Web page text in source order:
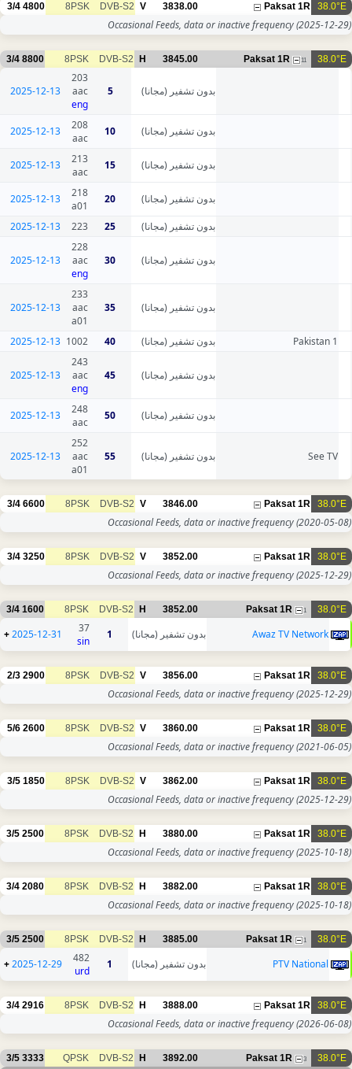
38.0°E
Paksat 1R
3838.00
V
DVB-S2
8PSK
4800
3/4
Occasional Feeds, data or inactive frequency(2025-12-29)
38.0°E
Paksat 1R 11
3845.00
H
DVB-S2
8PSK
8800
3/4
بدون تشفير (مجانا) 5
203
aac
eng
2025-12-13
بدون تشفير (مجانا) 10
208
aac
2025-12-13
بدون تشفير (مجانا) 15
213
aac
2025-12-13
بدون تشفير (مجانا) 20
218
a01
2025-12-13
بدون تشفير (مجانا) 25
223
2025-12-13
بدون تشفير (مجانا) 30
228
aac
eng
2025-12-13
بدون تشفير (مجانا) 35
233
aac
a01
2025-12-13
Pakistan 1 بدون تشفير (مجانا) 40
1002
2025-12-13
بدون تشفير (مجانا) 45
243
aac
eng
2025-12-13
بدون تشفير (مجانا) 50
248
aac
2025-12-13
See TV بدون تشفير (مجانا) 55
252
aac
a01
2025-12-13
38.0°E
Paksat 1R
3846.00
V
DVB-S2
8PSK
6600
3/4
Occasional Feeds, data or inactive frequency(2020-05-08)
38.0°E
Paksat 1R
3852.00
V
DVB-S2
8PSK
3250
3/4
Occasional Feeds, data or inactive frequency(2025-12-29)
38.0°E
Paksat 1R 1
3852.00
H
DVB-S2
8PSK
1600
3/4
Awaz TV Network بدون تشفير (مجانا) 1
37
sin
2025-12-31
+
38.0°E
Paksat 1R
3856.00
V
DVB-S2
8PSK
2900
2/3
Occasional Feeds, data or inactive frequency(2025-12-29)
38.0°E
Paksat 1R
3860.00
V
DVB-S2
8PSK
2600
5/6
Occasional Feeds, data or inactive frequency(2021-06-05)
38.0°E
Paksat 1R
3862.00
V
DVB-S2
8PSK
1850
3/5
Occasional Feeds, data or inactive frequency(2025-12-29)
38.0°E
Paksat 1R
3880.00
H
DVB-S2
8PSK
2500
3/5
Occasional Feeds, data or inactive frequency(2025-10-18)
38.0°E
Paksat 1R
3882.00
H
DVB-S2
8PSK
2080
3/4
Occasional Feeds, data or inactive frequency(2025-10-18)
38.0°E
Paksat 1R 1
3885.00
H
DVB-S2
8PSK
2500
3/5
PTV National بدون تشفير (مجانا) 1
482
urd
2025-12-29
+
38.0°E
Paksat 1R
3888.00
H
DVB-S2
8PSK
2916
3/4
Occasional Feeds, data or inactive frequency(2026-06-08)
38.0°E
Paksat 1R 3
3892.00
H
DVB-S2
QPSK
3333
3/5